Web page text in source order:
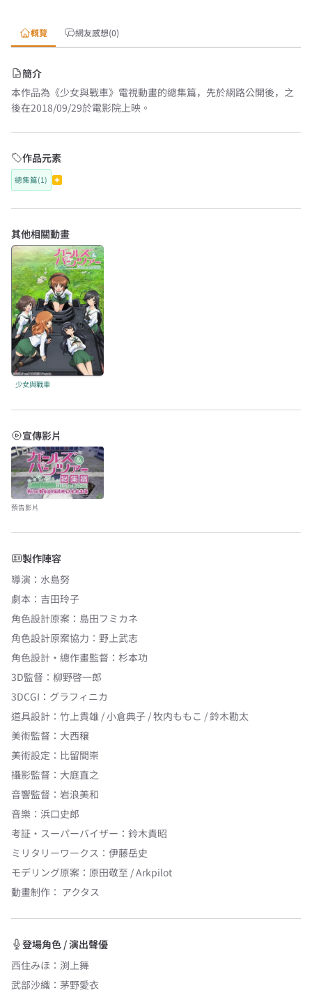
概覽 網友感想(0)
簡介
本作品為《少女與戰車》電視動畫的總集篇，先於網路公開後，之
後在2018/09/29於電影院上映。
作品元素
總集篇(1)
其他相關動畫
少女與戰車
宣傳影片
預告影片
製作陣容
導演 ： 水島努
劇本 ： 吉田玲子
角色設計原案 ： 島田フミカネ
角色設計原案協力 ： 野上武志
角色設計・總作畫監督 ： 杉本功
3D監督 ： 柳野啓一郎
3DCGI ： グラフィニカ
道具設計 ： 竹上貴雄 / 小倉典子 / 牧内ももこ / 鈴木勘太
美術監督 ： 大西穣
美術設定 ： 比留間崇
攝影監督 ： 大庭直之
音響監督 ： 岩浪美和
音樂 ： 浜口史郎
考証・スーパーバイザー ： 鈴木貴昭
ミリタリーワークス ： 伊藤岳史
モデリング原案 ： 原田敬至 / Arkpilot
動畫制作： アクタス
登場角色 / 演出聲優
西住みほ ： 渕上舞
武部沙織 ： 茅野愛衣